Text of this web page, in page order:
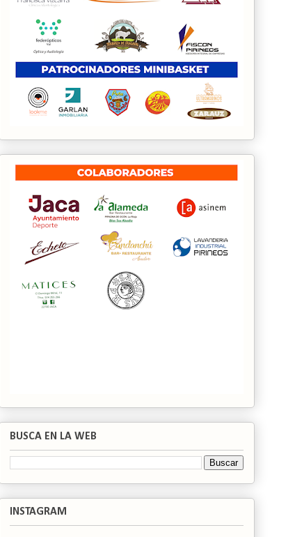
BUSCA EN LA WEB
INSTAGRAM